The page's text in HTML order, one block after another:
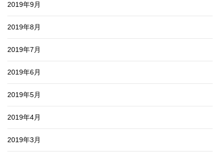
2019年9月
2019年8月
2019年7月
2019年6月
2019年5月
2019年4月
2019年3月